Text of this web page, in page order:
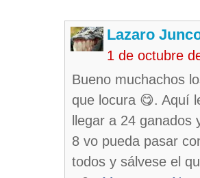
Lazaro
1 de octubre
Bueno muchachos
que locura 😋. Aquí
llegar a 24
8 vo pueda pasar
todos y sálvese el